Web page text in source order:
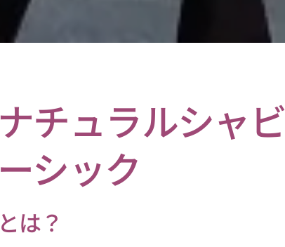
ナチュラルシャビ
ーシック
とは？